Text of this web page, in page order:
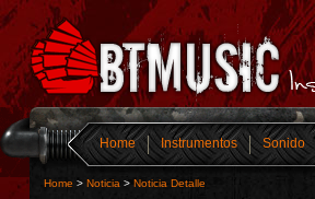
Home Instrumentos Sonido
Home > Noticia > Noticia Detalle